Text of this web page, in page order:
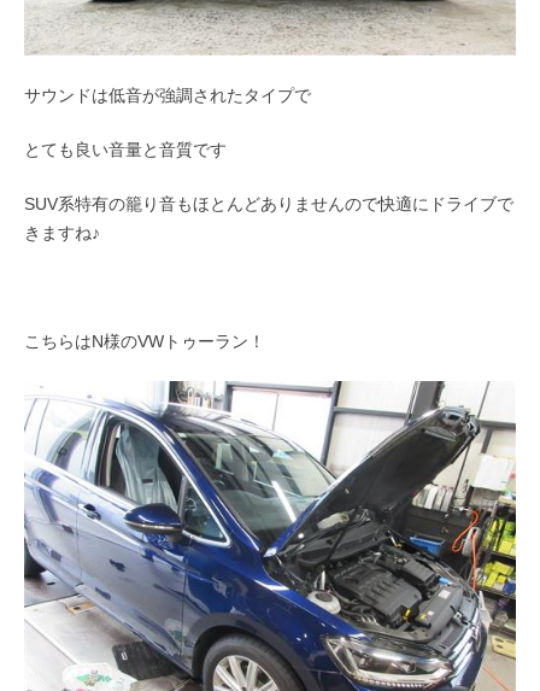
サウンドは低音が強調されたタイプで
とても良い音量と音質です
SUV系特有の籠り音もほとんどありませんので快適にドライブで
きますね♪
こちらはN様のVWトゥーラン！